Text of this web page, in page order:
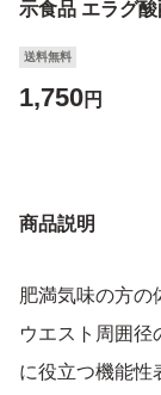
示食品 エラグ
送料無料
1,750円
商品説明
肥満気味の方の
ウエスト周囲径
に役立つ機能性